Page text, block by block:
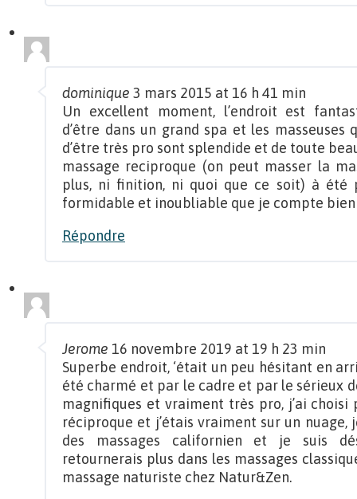
dominique 3 mars 2015 at 16 h 41 min
Un excellent moment, l’endroit est
d’être dans un grand spa et les masseuses
d’être très pro sont splendide et de toute
massage reciproque (on peut masser la
plus, ni finition, ni quoi que ce soit) à été
formidable et inoubliable que je compte
Répondre
Jerome 16 novembre 2019 at 19 h 23 min
Superbe endroit, ‘était un peu hésitant en
été charmé et par le cadre et par le sérieux
magnifiques et vraiment très pro, j’ai choisi
réciproque et j’étais vraiment sur un
des massages californien et je suis
retournerais plus dans les massages
massage naturiste chez Natur&Zen.